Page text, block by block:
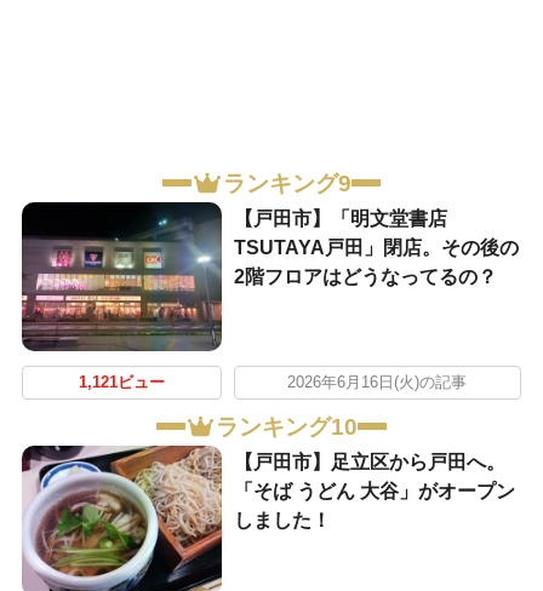
ランキング9
【戸田市】「明文堂書店
TSUTAYA戸田」閉店。その後の
2階フロアはどうなってるの？
1,121ビュー 2026年6月16日(火)の記事
ランキング10
【戸田市】足立区から戸田へ。
「そば うどん 大谷」がオープン
しました！